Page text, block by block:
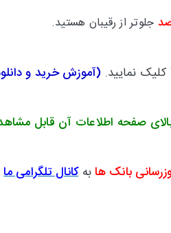
جلوتراز رقیبان هستید.
نمایید. (آموزش خرید و
صفحه اطلاعات آن قابل
بانک هابهکانال تلگرامی ما